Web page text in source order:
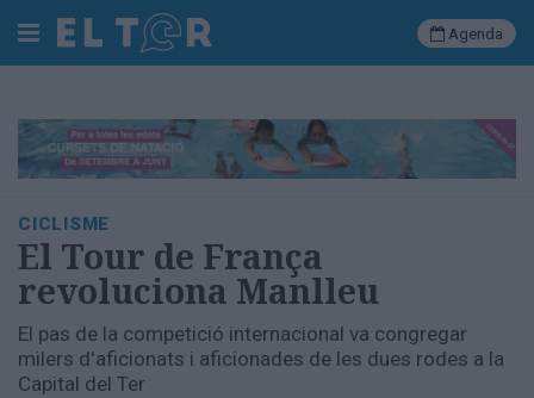
Cerca
Portada
Societat
Política
Municipal
Economia
i
empresa
Agenda
CICLISME
El Tour de França
revoluciona Manlleu
El pas de la competició internacional va congregar
milers d'aficionats i aficionades de les dues rodes a la
Capital del Ter